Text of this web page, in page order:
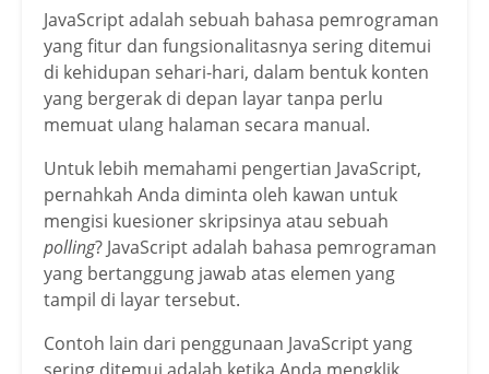
JavaScript adalah sebuah bahasa pemrograman
yang fitur dan fungsionalitasnya sering ditemui
di kehidupan sehari-hari, dalam bentuk konten
yang bergerak di depan layar tanpa perlu
memuat ulang halaman secara manual.
Untuk lebih memahami pengertian JavaScript,
pernahkah Anda diminta oleh kawan untuk
mengisi kuesioner skripsinya atau sebuah
polling? JavaScript adalah bahasa pemrograman
yang bertanggung jawab atas elemen yang
tampil di layar tersebut.
Contoh lain dari penggunaan JavaScript yang